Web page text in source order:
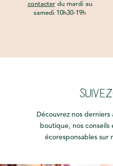
contacterdu mardi au
samedi 10h30-19h
Découvrez nos derniers
boutique, nos
écoresponsables sur